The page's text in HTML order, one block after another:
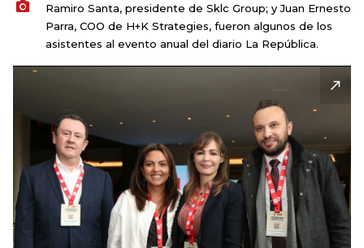
Ramiro Santa, presidente de Sklc Group; y Juan Ernesto
Parra, COO de H+K Strategies, fueron algunos de los
asistentes al evento anual del diario La República.